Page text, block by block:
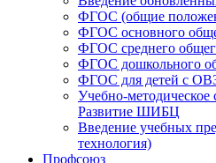
ФГОС (общие
ФГОС основного
ФГОС среднего
ФГОС дошкольного
ФГОС для детей с
Учебно-
Развитие ШИБЦ
Введение учебных
технология)
Профсоюз